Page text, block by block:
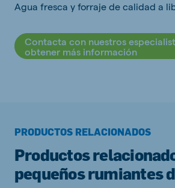
Agua fresca y forraje de calidad a
Contacta con nuestros
obtener más información
PRODUCTOS RELACIONADOS
Productos
pequeños rumiantes